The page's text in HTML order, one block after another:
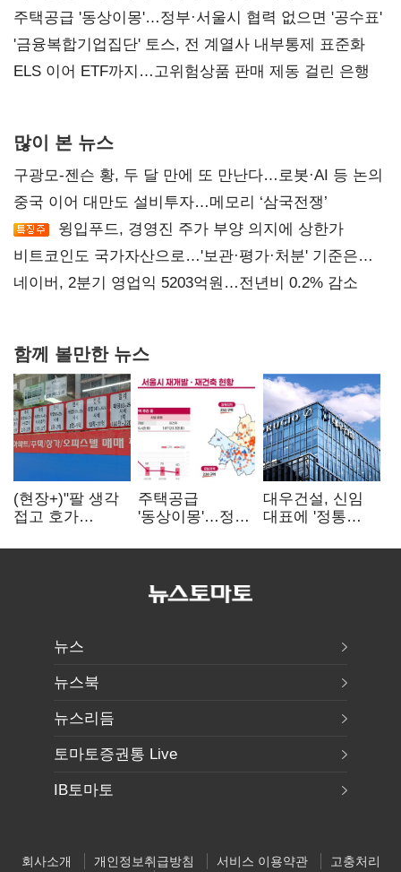
진실 밝혀야"
주택공급 '동상이몽'…정부·서울시 협력 없으면 '공수표'
'금융복합기업집단' 토스, 전 계열사 내부통제 표준화
ELS 이어 ETF까지…고위험상품 판매 제동 걸린 은행
많이 본 뉴스
구광모-젠슨 황, 두 달 만에 또 만난다…로봇·AI 등 논의
중국 이어 대만도 설비투자…메모리 ‘삼국전쟁’
윙입푸드, 경영진 주가 부양 의지에 상한가
비트코인도 국가자산으로…'보관·평가·처분' 기준은
숙제
네이버, 2분기 영업익 5203억원…전년비 0.2% 감소
함께 볼만한 뉴스
(현장+)"팔 생각
접고 호가
똘똘한 한 채'
주택공급
'동상이몽'…정부
없으면 '공수표'
대우건설, 신임
대표에 '정통
부사장 내정
뉴스
뉴스북
뉴스리듬
토마토증권통 Live
IB토마토
회사소개 개인정보취급방침 서비스 이용약관
고충처리